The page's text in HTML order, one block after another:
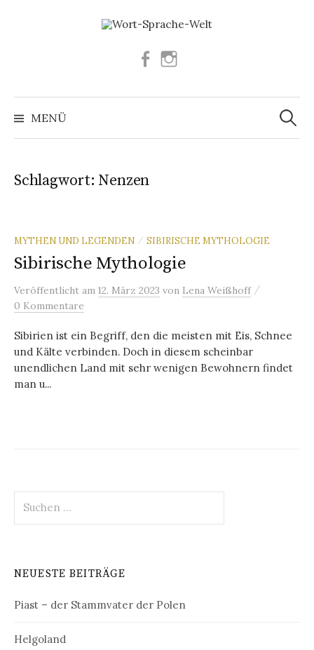
Facebook
MENÜ
Suchen
nach:
Schlagwort: Nenzen
MYTHEN UND LEGENDEN / SIBIRISCHE MYTHOLOGIE
Sibirische Mythologie
Veröffentlicht am 12. März 2023 von Lena Weißhoff /
0 Kommentare
Sibirien ist ein Begriff, den die meisten mit Eis, Schnee
und Kälte verbinden. Doch in diesem scheinbar
unendlichen Land mit sehr wenigen Bewohnern findet
man u...
nach:
NEUESTE BEITRÄGE
Piast – der Stammvater der Polen
Helgoland